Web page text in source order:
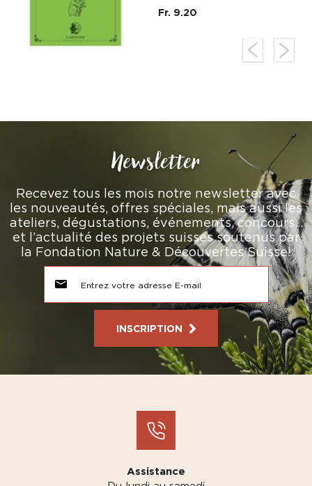
Fr. 9.20
Newsletter
Recevez tous les mois notre newsletter avec
les nouveautés, offres spéciales, mais aussi les
ateliers, dégustations, événements, concours…
et l’actualité des projets suisses soutenus par
la Fondation Nature & Découvertes Suisse!
INSCRIPTION
Assistance